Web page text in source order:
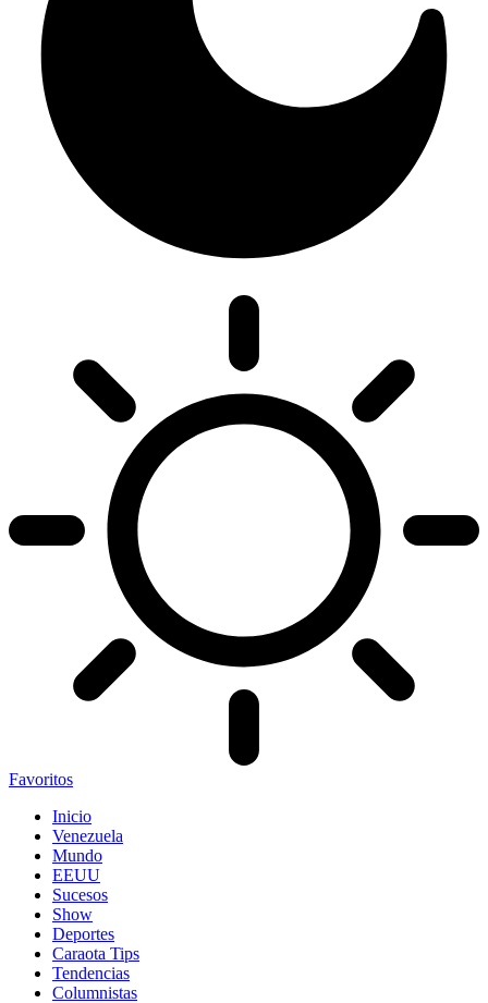
Favoritos
Inicio
Venezuela
Mundo
EEUU
Sucesos
Show
Deportes
Caraota Tips
Tendencias
Columnistas